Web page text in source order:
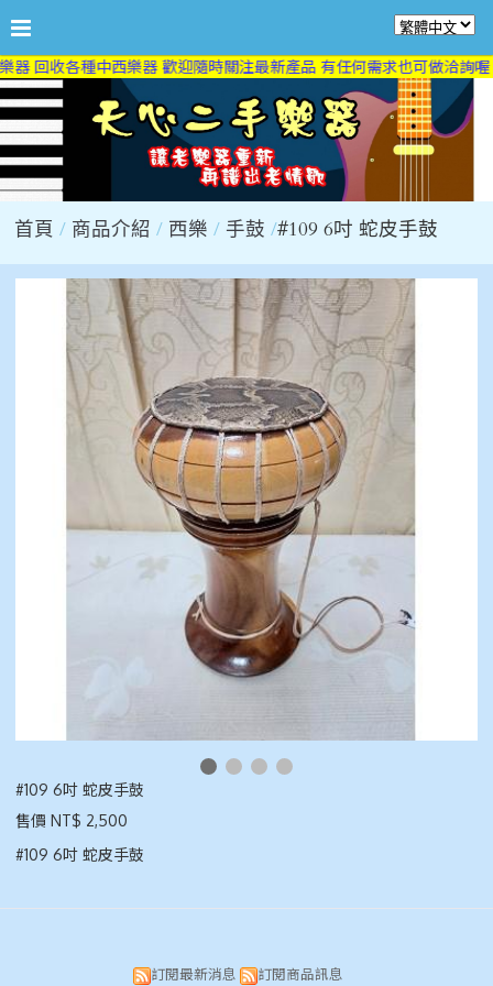
回收各種中西樂器 歡迎隨時關注最新產品 有任何需求也可做洽詢喔 ~
首頁 商品介紹 西樂 手鼓 #109 6吋 蛇皮手鼓
#109 6吋 蛇皮手鼓
售價 NT$ 2,500
#109 6吋 蛇皮手鼓
訂閱最新消息 訂閱商品訊息